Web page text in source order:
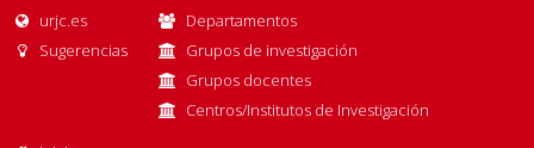
urjc.es
Sugerencias
Departamentos
Grupos de investigación
Grupos docentes
Centros/Institutos de Investigación